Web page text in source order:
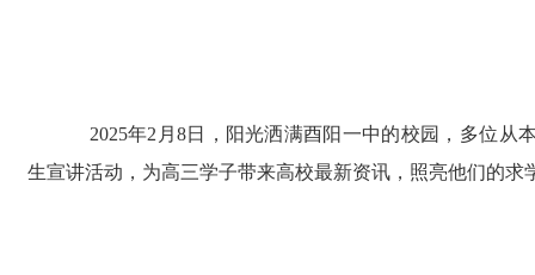
2025年2月8日，阳光洒满酉阳一中的校园，多位从
生宣讲活动，为高三学子带来高校最新资讯，照亮他们的求